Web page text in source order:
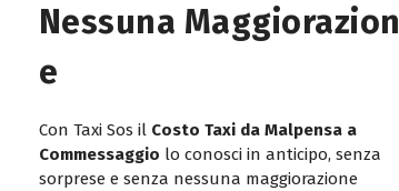
Nessuna Maggiorazion
E
Con Taxi Sos il Costo Taxi da Malpensa a
Commessaggio lo conosci in anticipo, senza
sorprese e senza nessuna maggiorazione